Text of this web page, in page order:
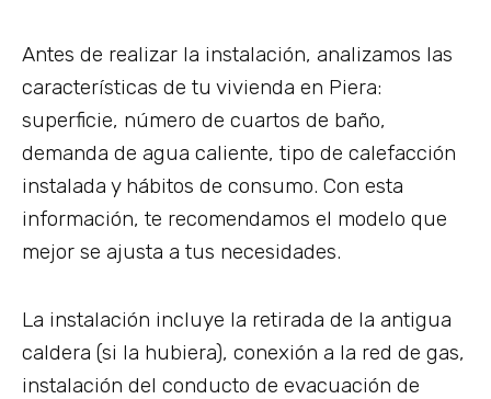
Antes de realizar la instalación, analizamos las
características de tu vivienda en Piera:
superficie, número de cuartos de baño,
demanda de agua caliente, tipo de calefacción
instalada y hábitos de consumo. Con esta
información, te recomendamos el modelo que
mejor se ajusta a tus necesidades.
La instalación incluye la retirada de la antigua
caldera (si la hubiera), conexión a la red de gas,
instalación del conducto de evacuación de